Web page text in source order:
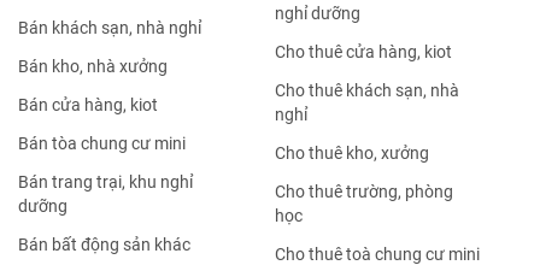
Bán khách sạn, nhà nghỉ
Bán kho, nhà xưởng
Bán cửa hàng, kiot
Bán tòa chung cư mini
Bán trang trại, khu nghỉ
dưỡng
Bán bất động sản khác
nghỉ dưỡng
Cho thuê cửa hàng, kiot
Cho thuê khách sạn, nhà
nghỉ
Cho thuê kho, xưởng
Cho thuê trường, phòng
học
Cho thuê toà chung cư mini